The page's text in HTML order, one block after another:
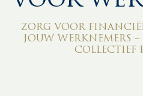
ZORG VOOR
JOUW WERKNEMERS –
COLLECTIEF